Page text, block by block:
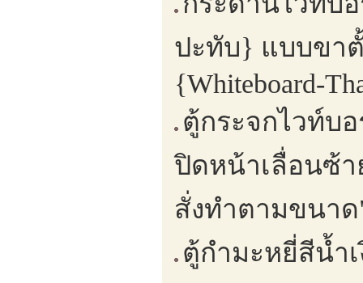
ปะทับ} แบบขา
{Whiteboard-
ตู้กระจกไวท์บ
ปิดหน้าเลื่อนซ้
สั่งทำตามขนาด"
ตู้กำมะหยี่สีน้ำ